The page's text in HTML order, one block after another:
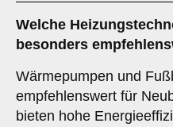
Welche
besonders
Wärmepumpen und
empfehlenswert für
bieten hohe